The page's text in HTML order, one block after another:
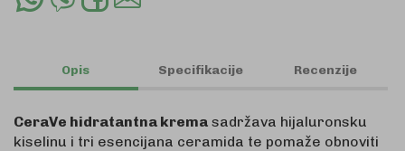
ShareShareShare
Opis
CeraVe hidratantna krema sadržava hijaluronsku
kiselinu i tri esencijana ceramida te pomaže obnoviti
Specifikacije Recenzije